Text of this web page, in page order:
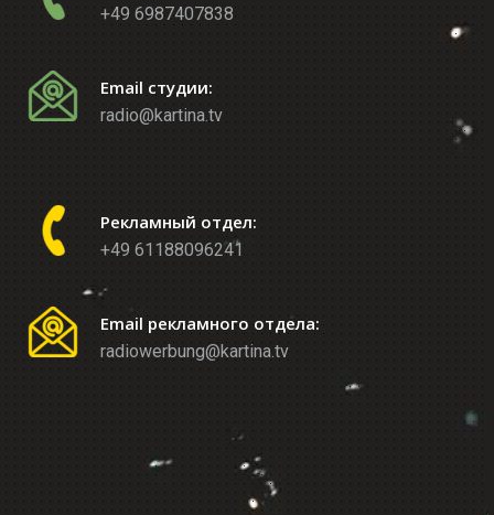
+49 6987407838
Email студии:
radio@kartina.tv
Рекламный отдел:
+49 61188096241
Email рекламного отдела:
radiowerbung@kartina.tv